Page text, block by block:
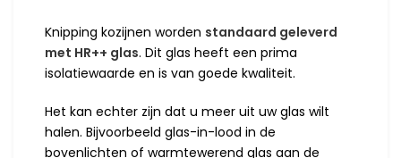
Knipping kozijnen worden standaard geleverd
met HR++ glas. Dit glas heeft een prima
isolatiewaarde en is van goede kwaliteit.
Het kan echter zijn dat u meer uit uw glas wilt
halen. Bijvoorbeeld glas-in-lood in de
bovenlichten of warmtewerend glas aan de